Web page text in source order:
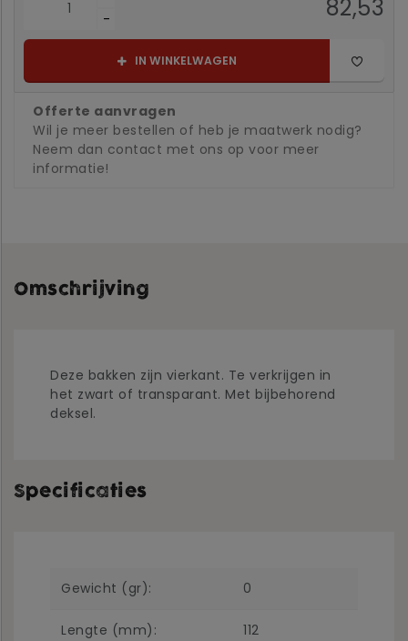
-
82,53
IN WINKELWAGEN
Offerte aanvragen
Wil je meer bestellen of heb je maatwerk nodig?
Neem dan contact met ons op voor meer
informatie!
Omschrijving
Deze bakken zijn vierkant. Te verkrijgen in
het zwart of transparant. Met bijbehorend
deksel.
Specificaties
Gewicht (gr): 0
Lengte (mm): 112